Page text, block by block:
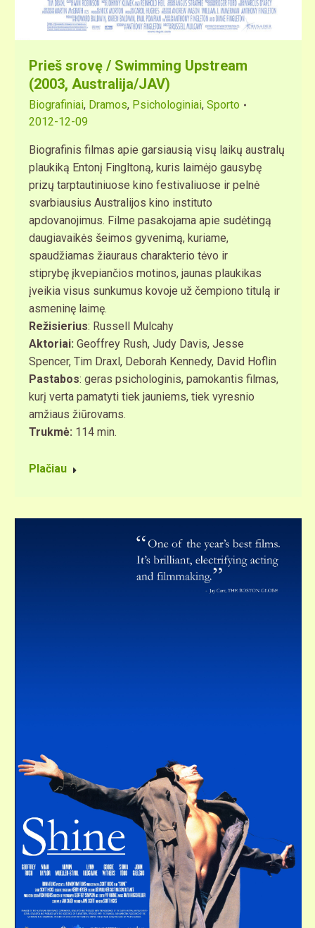
Prieš srovę / Swimming Upstream
(2003, Australija/JAV)
Biografiniai, Dramos, Psichologiniai, Sporto
2012-12-09
Biografinis filmas apie garsiausią visų laikų australų
plaukiką Entonį Fingltoną, kuris laimėjo gausybę
prizų tarptautiniuose kino festivaliuose ir pelnė
svarbiausius Australijos kino instituto
apdovanojimus. Filme pasakojama apie sudėtingą
daugiavaikės šeimos gyvenimą, kuriame,
spaudžiamas žiauraus charakterio tėvo ir
stiprybę įkvepiančios motinos, jaunas plaukikas
įveikia visus sunkumus kovoje už čempiono titulą ir
asmeninę laimę.
Režisierius: Russell Mulcahy
Aktoriai: Geoffrey Rush, Judy Davis, Jesse
Spencer, Tim Draxl, Deborah Kennedy, David Hoflin
Pastabos: geras psichologinis, pamokantis filmas,
kurį verta pamatyti tiek jauniems, tiek vyresnio
amžiaus žiūrovams.
Trukmė: 114 min.
Plačiau